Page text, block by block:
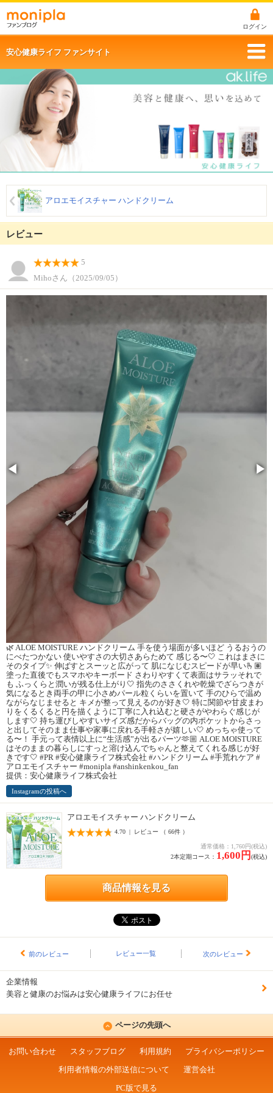
ログイン
安心健康ライフ ファンサイト
アロエモイスチャー ハンドクリーム
レビュー
5
Mihoさん（2025/09/05）
◀ ▶
🌿 ALOE MOISTURE ハンドクリーム 手を使う場面が多いほど うるおうの
にべたつかない 使いやすさの大切さあらためて 感じる〜🤍 これはまさに
そのタイプ✨ 伸ばすとスーッと広がって 肌になじむスピードが早い🫰🏽
塗った直後でもスマホやキーボード さわりやすくて表面はサラッそれで
も ふっくらと潤いが残る仕上がり🤍 指先のささくれや乾燥でざらつきが
気になるとき両手の甲に小さめパール粒くらいを置いて 手のひらで温め
ながらなじませると キメが整って見えるのが好き🤍 特に関節や甘皮まわ
りをくるくると円を描くように丁寧に入れ込むと硬さがやわらぐ感じが
します🤍 持ち運びしやすいサイズ感だからバッグの内ポケットからさっ
と出してそのまま仕事や家事に戻れる手軽さが嬉しい🤍 めっちゃ使って
る〜！ 手元って表情以上に“生活感”が出るパーツ🫶🏼 ALOE MOISTURE
はそのままの暮らしにすっと溶け込んでちゃんと整えてくれる感じが好
きです🤍 #PR #安心健康ライフ株式会社 #ハンドクリーム #手荒れケア #
アロエモイスチャー #monipla #anshinkenkou_fan
提供：安心健康ライフ株式会社
Instagramの投稿へ
アロエモイスチャー ハンドクリーム
4.70 | レビュー （ 66件 ）
通常価格：1,760円(税込)
2本定期コース： 1,600円 (税込)
商品情報を見る
前のレビュー レビュー一覧 次のレビュー
企業情報
美容と健康のお悩みは安心健康ライフにお任せ
ページの先頭へ
お問い合わせ スタッフブログ 利用規約
プライバシーポリシー
利用者情報の外部送信について
運営会社
PC版で見る